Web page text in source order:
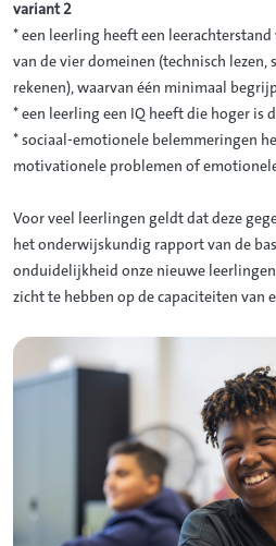
variant 2
* een leerling heeft een
van de vier domeinen (technisch lezen,
rekenen), waarvan één minimaal
* een leerling een IQ heeft die hoger is
* sociaal-emotionele belemmeringen
motivationele problemen of
Voor veel leerlingen geldt dat deze
het onderwijskundig rapport van de
onduidelijkheid onze nieuwe
zicht te hebben op de capaciteiten van